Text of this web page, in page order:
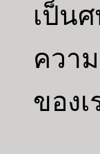
เป็น
ควา
ของ